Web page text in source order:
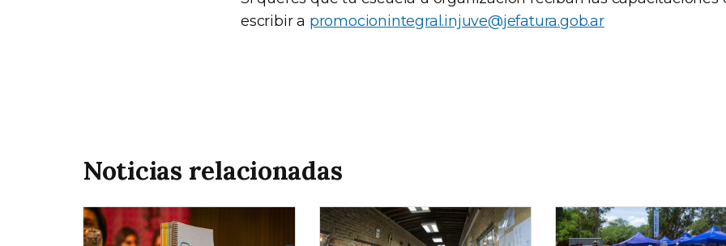
escribir a promocionintegral.injuve@jefatura.gob.ar
Noticias relacionadas